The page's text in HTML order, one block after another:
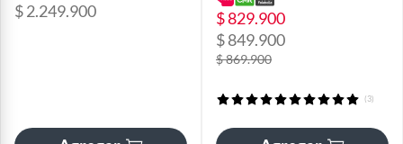
$ 2.249.900
$ 829.900
$ 849.900
$ 869.900
(3)